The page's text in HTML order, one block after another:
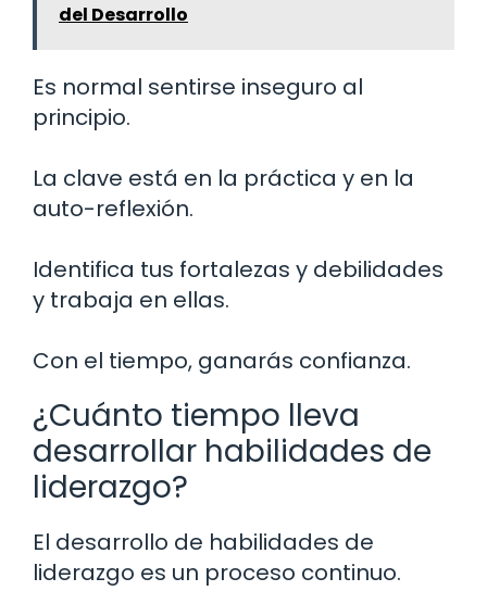
del Desarrollo
Es normal sentirse inseguro al
principio.
La clave está en la práctica y en la
auto-reflexión.
Identifica tus fortalezas y debilidades
y trabaja en ellas.
Con el tiempo, ganarás confianza.
¿Cuánto tiempo lleva
desarrollar habilidades de
liderazgo?
El desarrollo de habilidades de
liderazgo es un proceso continuo.